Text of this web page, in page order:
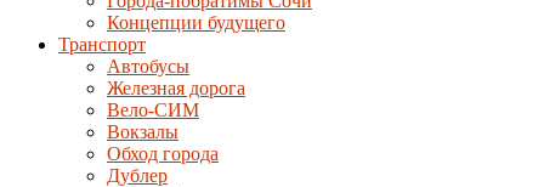
Концепции будущего
Транспорт
Автобусы
Железная дорога
Вело-СИМ
Вокзалы
Обход города
Дублер